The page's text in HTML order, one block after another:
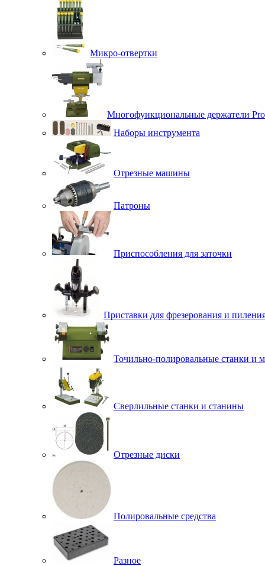
Микро-отвертки
Многофункциональные держатели
Наборы инструмента
Отрезные машины
Патроны
Приспособления для заточки
Приставки для фрезерования и
Точильно-полировальные станки и
Сверлильные станки и станины
Отрезные диски
Полировальные средства
Разное